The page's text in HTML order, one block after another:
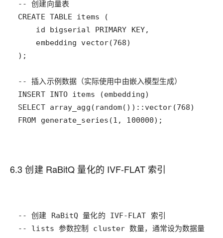
FROM generate_series(1, 100000);
6.3 创建 RaBitQ 量化的 IVF-FLAT 索引